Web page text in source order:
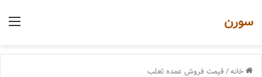
سورن
خانه/ قیمت فروش عمده ثعلب